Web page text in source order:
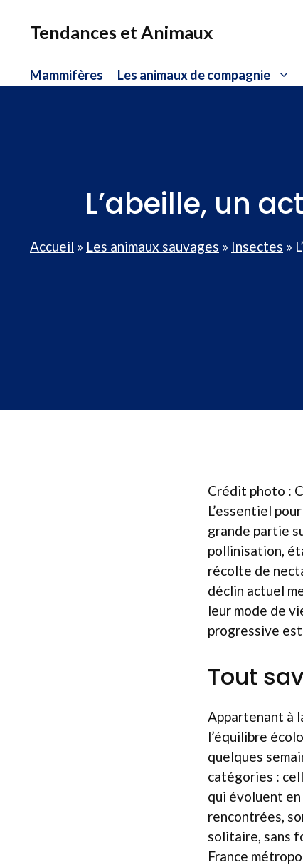
Tendances et Animaux
Mammifères Les animaux de compagnie
L’abeille, un
Accueil » Les animaux sauvages » Insectes »
Crédit photo :
L’essentiel
grande partie
pollinisation,
récolte de
déclin actuel
leur mode de
progressive
Tout
Appartenant à
l’équilibre
quelques
catégories :
qui évoluent
rencontrées,
solitaire, sans
France